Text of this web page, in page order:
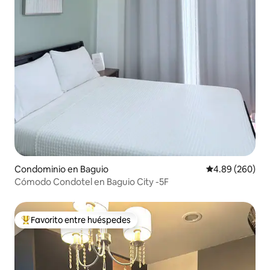
Condominio en Baguio Calificación
4.89 (260)
Cómodo Condotel en Baguio City -5F
De los mejores en Favorito entre huéspedes
Favorito entre huéspedes